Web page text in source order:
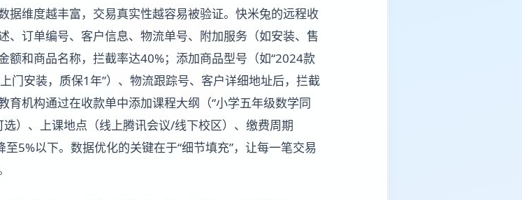
据维度越丰富，交易真实性越容易被验证。快米兔的远程收
、订单编号、客户信息、物流单号、附加服务（如安装、售
额和商品名称，拦截率达40%；添加商品型号（如“2024款
门安装，质保1年”）、物流跟踪号、客户详细地址后，拦截
育机构通过在收款单中添加课程大纲（“小学五年级数学同
）、上课地点（线上腾讯会议/线下校区）、缴费周期
至5%以下。数据优化的关键在于“细节填充”，让每一笔交易